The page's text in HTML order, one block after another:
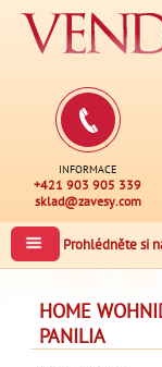
INFORMACE
+421 903 905 339
sklad@zavesy.com
Prohlédněte si
HOME
PANILIA